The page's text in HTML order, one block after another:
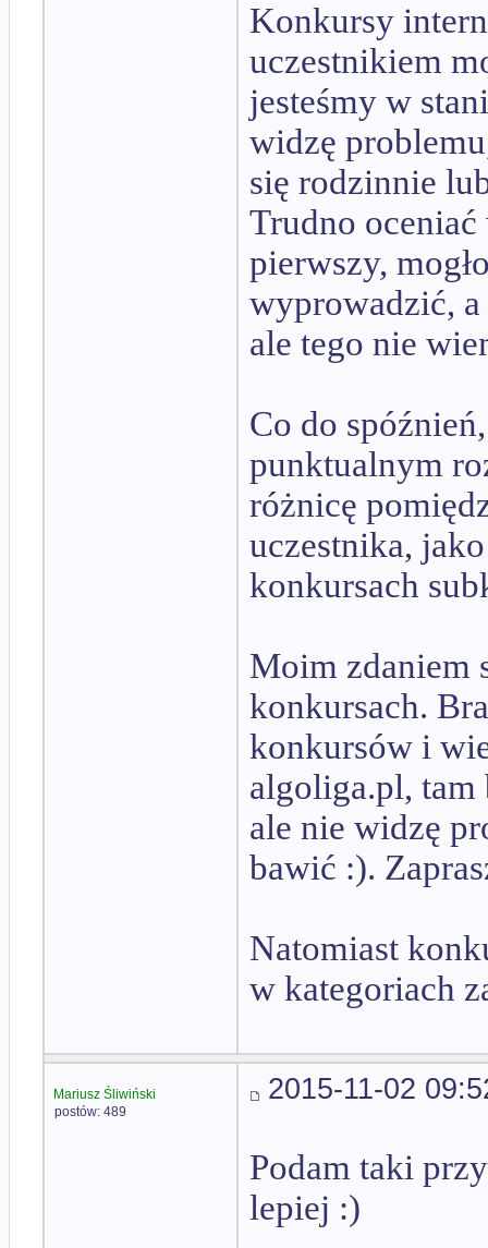
Konkursy
uczestnikiem
jesteśmy w
widzę
się rodzinnie
Trudno oceniać
pierwszy,
wyprowadzić, a
ale tego nie
Co do
punktualnym
różnicę
uczestnika,
konkursach
Moim zdaniem
konkursach.
konkursów i
algoliga.pl, tam
ale nie widzę
bawić :).
Natomiast
w kategoriach
Mariusz Śliwiński
postów: 489
2015-11-02
Podam taki
lepiej :)